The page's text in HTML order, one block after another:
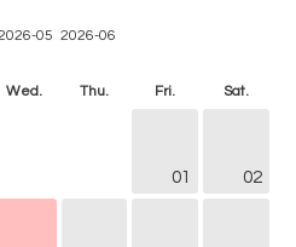
05 2026-06
Wed. Thu. Fri. Sat.
01 02